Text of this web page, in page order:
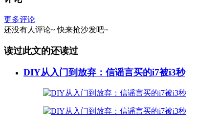
更多评论
还没有人评论~ 快来抢沙发吧~
读过此文的还读过
DIY从入门到放弃：信谣言买的i7被i3秒